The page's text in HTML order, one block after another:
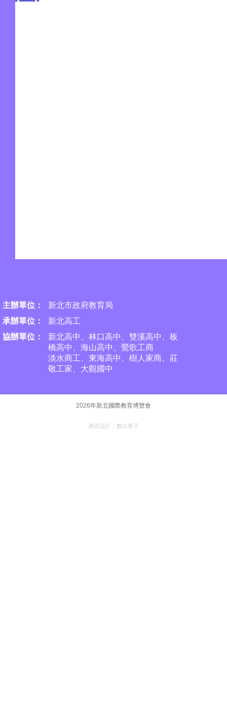
主辦單位：
新北市政府教育局
承辦單位：
新北高工
協辦單位：
新北高中、林口高中、雙溪高中、板
橋高中、海山高中、 鶯歌工商
淡水商工、東海高中、樹人家商、莊
敬工家、大觀國中
2026年新北國際教育博覽會
網頁設計： 數位果子